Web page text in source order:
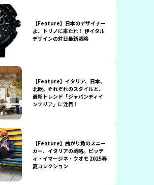
【Feature】日本のデザイナー
よ、トリノに来たれ！ 伊イタル
デザインの対日最新戦略
【Feature】イタリア、日本、
北欧。それぞれのスタイルと、
最新トレンド「ジャパンディイ
ンテリア」に注目！
【Feature】曲がり角のスニー
カー、イタリアの戦略。ピッテ
ィ・イマージネ・ウオモ 2025春
夏コレクション